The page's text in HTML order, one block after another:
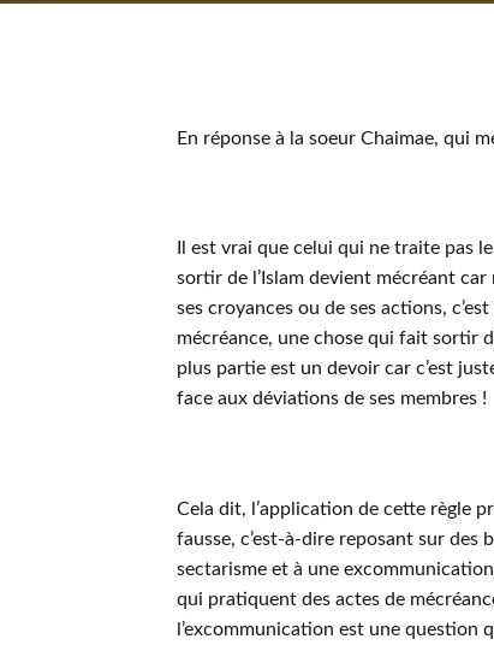
En réponse à la soeur Chaimae, qui
Il est vrai que celui qui ne traite pas
sortir de l’Islam devient mécréant
ses croyances ou de ses actions,
mécréance, une chose qui fait sortir
plus partie est un devoir car c’est
face aux déviations de ses membres !
Cela dit, l’application de cette règle
fausse, c’est-à-dire reposant sur des
sectarisme et à une
qui pratiquent des actes de
l’excommunication est une question